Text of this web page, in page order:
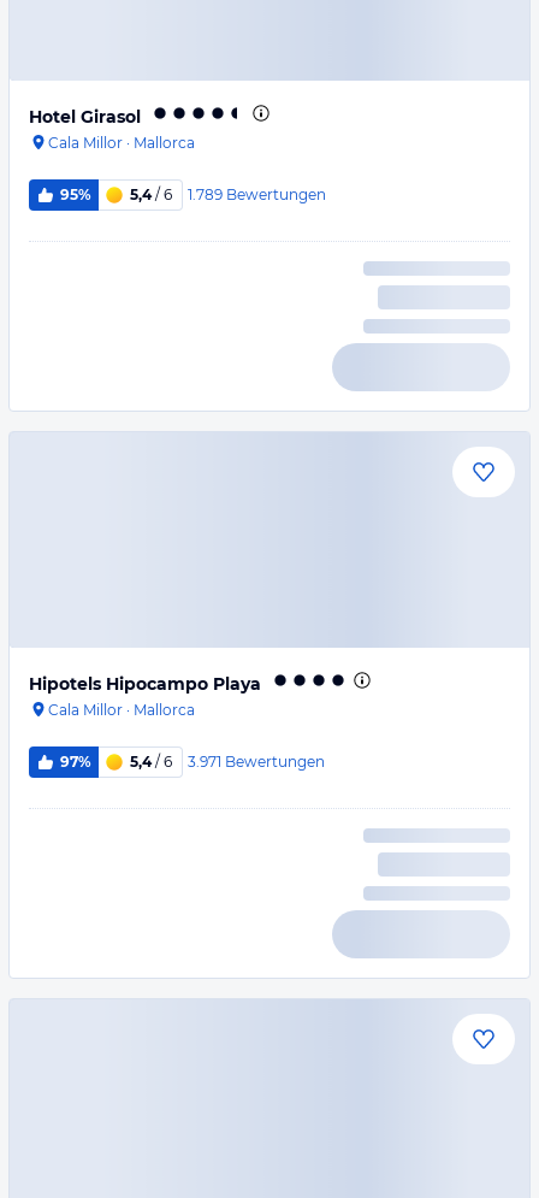
Hotel Girasol
Cala Millor · Mallorca
95% 5,4/ 6 1.789 Bewertungen
Hipotels Hipocampo Playa
Cala Millor · Mallorca
97% 5,4/ 6 3.971 Bewertungen